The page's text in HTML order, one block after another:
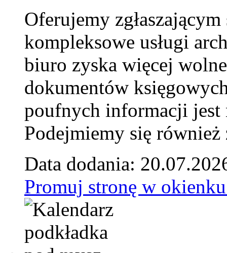
Oferujemy
kompleksowe usługi
biuro zyska więcej
dokumentów
poufnych informacji jest
Podejmiemy się
Data dodania:
Promuj stronę w